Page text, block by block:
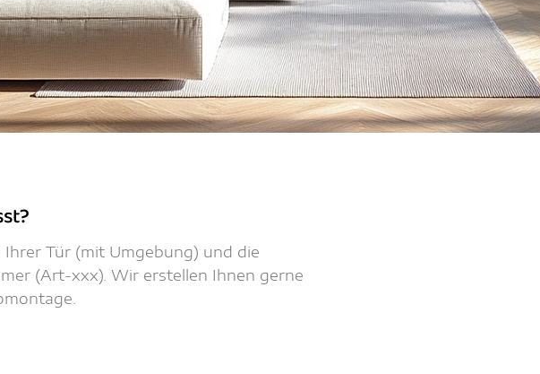
Ihrer Tür (mit Umgebung) und die
(Art-xxx). Wir erstellen Ihnen gerne